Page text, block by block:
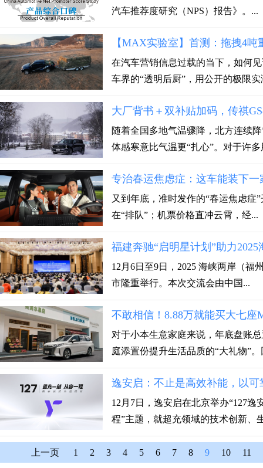
汽车推荐度研究（NPS）报告》。...
【MAX实验室】首测：拖拽4
在汽车营销信息过载的当下，如何
车界的“透明后厨”，用公开的极限实
大厂背书＋双补贴加码，传祺
随着全国多地气温骤降，北方连续
体感寒意比气温更“扎心”。对于许多
专治春运焦虑症：这车能装下一
又到年底，准时发作的“春运焦虑症
在“排队”；机票价格直冲云霄，经...
福建奔驰“启明星计划”助力
12月6日至9日，2025 海峡两岸（福
市隆重举行。本次交流会由中国...
不敢相信！8.88万就能买大七
对于小本生意家庭来说，年底盘账
庭添置份提升生活品质的“大礼物”。
逸安启：不止是高效补能，以
12月7日，逸安启在北京举办“127
程”主题，就超充领域的技术创新、
上一页 1 2 3 4 5 6 7 8 9 10 11